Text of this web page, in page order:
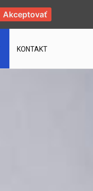
KONTAKT
Akceptovať